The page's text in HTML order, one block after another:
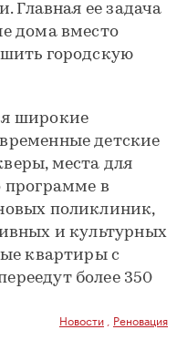
Главная ее задача
дома вместо
городскую
широкие
детские
места для
программе в
поликлиник,
и культурных
квартиры с
более 350
Новости Реновация